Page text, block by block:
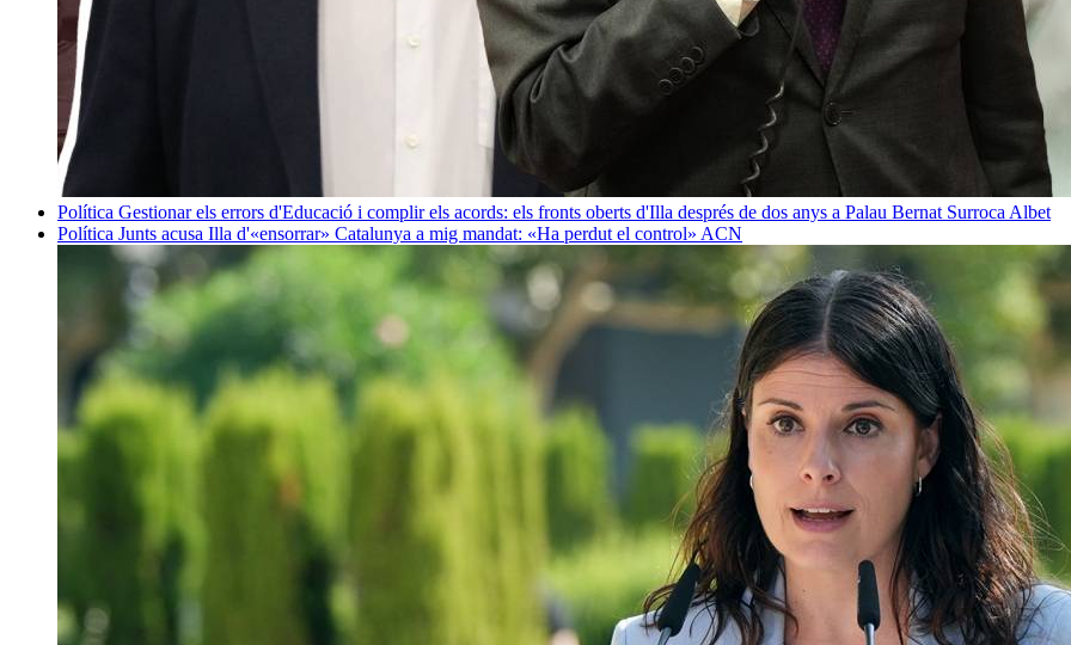
Política Gestionar els errors d'Educació i complir els acords: els fronts oberts d'Illa després de dos anys a Palau Bernat Surroca Albet
Política Junts acusa Illa d'«ensorrar» Catalunya a mig mandat: «Ha perdut el control» ACN